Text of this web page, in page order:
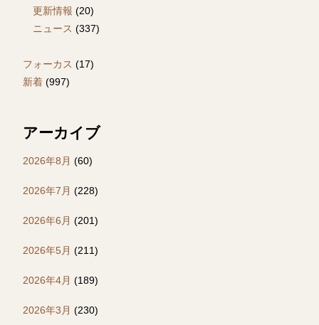
更新情報 (20)
ニュース (337)
フォーカス (17)
新着 (997)
アーカイブ
2026年8月 (60)
2026年7月 (228)
2026年6月 (201)
2026年5月 (211)
2026年4月 (189)
2026年3月 (230)